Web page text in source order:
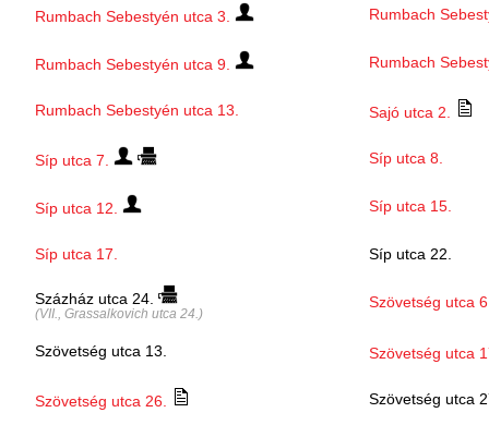
Rumbach Sebestyén utca 3. Rumbach
Rumbach Sebestyén utca 9. Rumbach
Rumbach Sebestyén utca 13. Sajó utca 2.
Síp utca 7. Síp utca 8.
Síp utca 12. Síp utca 15.
Síp utca 17. Síp utca 22.
Százház utca 24.
(VII., Grassalkovich utca 24.)
Szövetség utca
Szövetség utca 13. Szövetség utca
Szövetség utca 26. Szövetség utca